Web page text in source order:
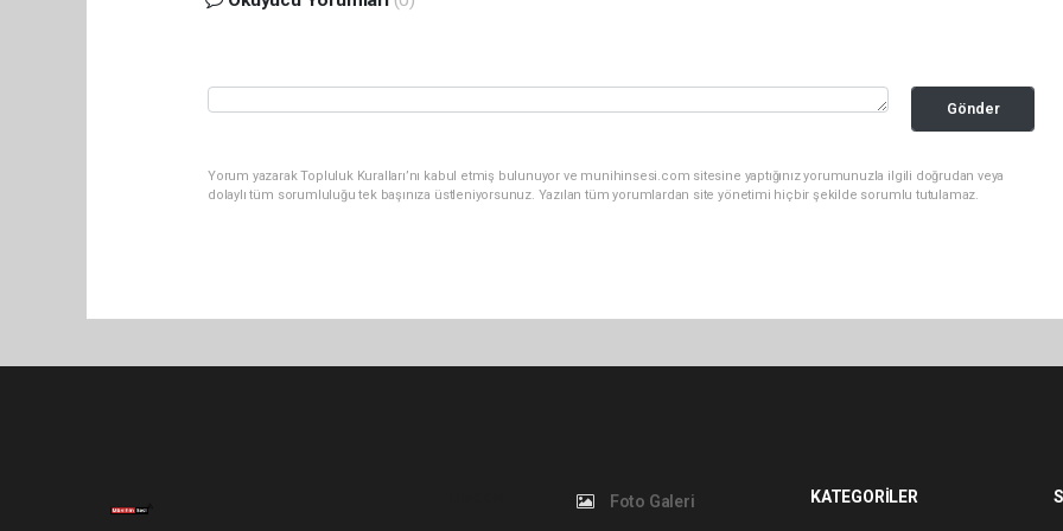
Gönder
Yorum yazarak Topluluk Kuralları’nı kabul etmiş bulunuyor ve munihinsesi.com sitesine yaptığınız yorumunuzla ilgili doğrudan veya
dolaylı tüm sorumluluğu tek başınıza üstleniyorsunuz. Yazılan tüm yorumlardan site yönetimi hiçbir şekilde sorumlu tutulamaz.
Foto Galeri KATEGORİLER